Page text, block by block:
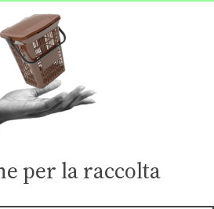
per la raccolta